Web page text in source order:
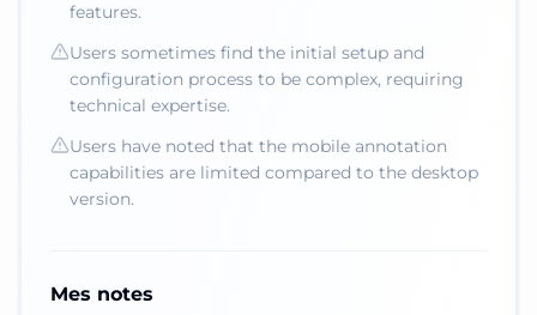
features.
Users sometimes find the initial setup and
configuration process to be complex, requiring
technical expertise.
Users have noted that the mobile annotation
capabilities are limited compared to the desktop
version.
Mes notes